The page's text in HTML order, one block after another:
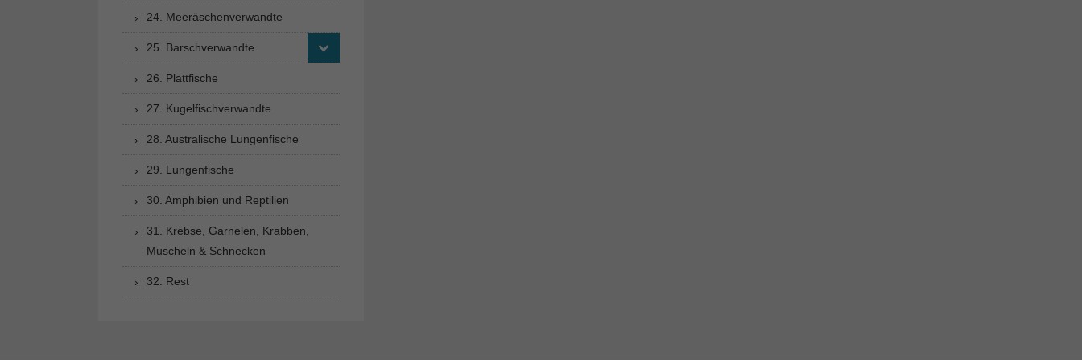
24. Meeräschenverwandte
25. Barschverwandte
26. Plattfische
27. Kugelfischverwandte
28. Australische Lungenfische
29. Lungenfische
30. Amphibien und Reptilien
31. Krebse, Garnelen, Krabben,
Muscheln & Schnecken
32. Rest